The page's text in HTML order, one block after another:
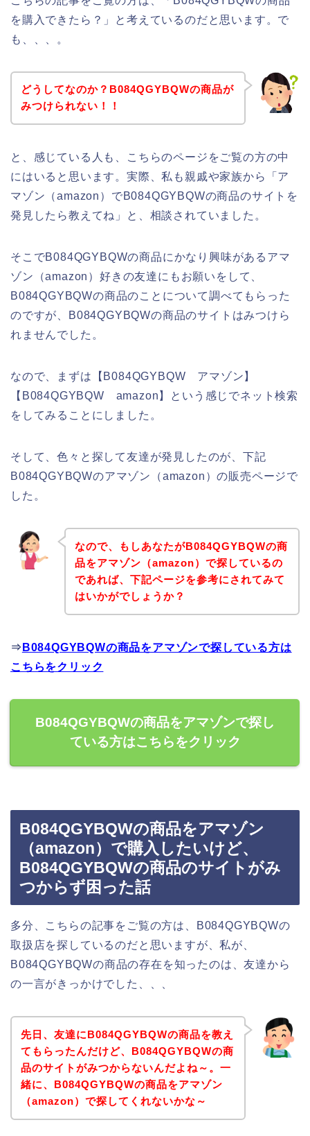
を購入できたら？」と考えているのだと思います。で
も、、、。
どうしてなのか？B084QGYBQWの商品が
みつけられない！！
と、感じている人も、こちらのページをご覧の方の中
にはいると思います。実際、私も親戚や家族から「ア
マゾン（amazon）でB084QGYBQWの商品のサイトを
発見したら教えてね」と、相談されていました。
そこでB084QGYBQWの商品にかなり興味があるアマ
ゾン（amazon）好きの友達にもお願いをして、
B084QGYBQWの商品のことについて調べてもらった
のですが、B084QGYBQWの商品のサイトはみつけら
れませんでした。
なので、まずは【B084QGYBQW アマゾン】
【B084QGYBQW amazon】という感じでネット検索
をしてみることにしました。
そして、色々と探して友達が発見したのが、下記
B084QGYBQWのアマゾン（amazon）の販売ページで
した。
なので、もしあなたがB084QGYBQWの商
品をアマゾン（amazon）で探しているの
であれば、下記ページを参考にされてみて
はいかがでしょうか？
⇒ B084QGYBQWの商品をアマゾンで探している方は
こちらをクリック
B084QGYBQWの商品をアマゾンで探し
ている方はこちらをクリック
B084QGYBQWの商品をアマゾン
（amazon）で購入したいけど、
B084QGYBQWの商品のサイトがみ
つからず困った話
多分、こちらの記事をご覧の方は、B084QGYBQWの
取扱店を探しているのだと思いますが、私が、
B084QGYBQWの商品の存在を知ったのは、友達から
の一言がきっかけでした、、、
先日、友達にB084QGYBQWの商品を教え
てもらったんだけど、B084QGYBQWの商
品のサイトがみつからないんだよね～。一
緒に、B084QGYBQWの商品をアマゾン
（amazon）で探してくれないかな～